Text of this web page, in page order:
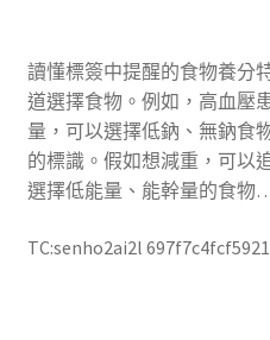
讀懂標簽中提醒的食物養分
道選擇食物。例如，高血壓
量，可以選擇低鈉、無鈉食
的標識。假如想減重，可以
選擇低能量、能幹量的食
TC:senho2ai2l